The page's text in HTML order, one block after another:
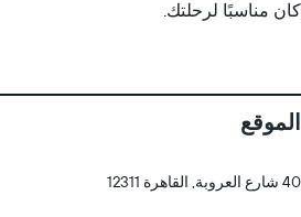
كان مناسبًا لرحلتك.
الموقع
40 شارع العروبة, القاهرة 12311